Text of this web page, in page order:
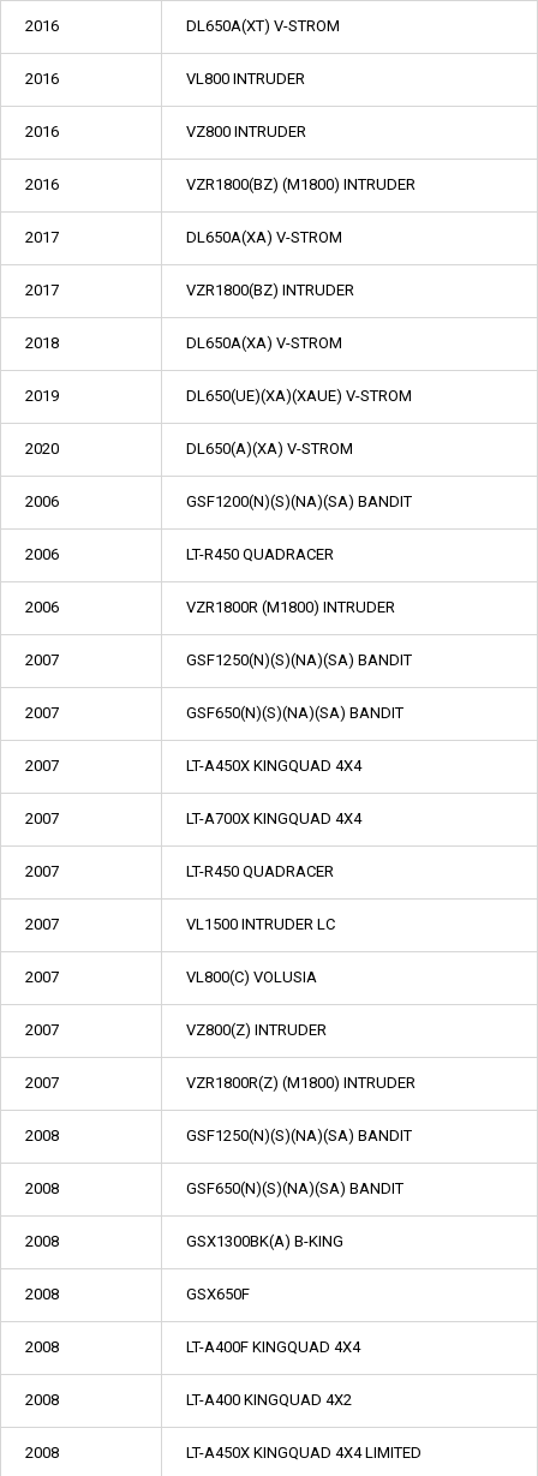
2016 DL650A(XT) V-STROM
2016 VL800 INTRUDER
2016 VZ800 INTRUDER
2016 VZR1800(BZ) (M1800) INTRUDER
2017 DL650A(XA) V-STROM
2017 VZR1800(BZ) INTRUDER
2018 DL650A(XA) V-STROM
2019 DL650(UE)(XA)(XAUE) V-STROM
2020 DL650(A)(XA) V-STROM
2006 GSF1200(N)(S)(NA)(SA) BANDIT
2006 LT-R450 QUADRACER
2006 VZR1800R (M1800) INTRUDER
2007 GSF1250(N)(S)(NA)(SA) BANDIT
2007 GSF650(N)(S)(NA)(SA) BANDIT
2007 LT-A450X KINGQUAD 4X4
2007 LT-A700X KINGQUAD 4X4
2007 LT-R450 QUADRACER
2007 VL1500 INTRUDER LC
2007 VL800(C) VOLUSIA
2007 VZ800(Z) INTRUDER
2007 VZR1800R(Z) (M1800) INTRUDER
2008 GSF1250(N)(S)(NA)(SA) BANDIT
2008 GSF650(N)(S)(NA)(SA) BANDIT
2008 GSX1300BK(A) B-KING
2008 GSX650F
2008 LT-A400F KINGQUAD 4X4
2008 LT-A400 KINGQUAD 4X2
2008 LT-A450X KINGQUAD 4X4 LIMITED